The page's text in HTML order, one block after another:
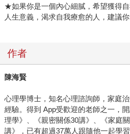
★如果你是一個內心細膩，希望獲得
人生意義，渴求自我療愈的人，建議你
作者
陳海賢
心理學博士，知名心理諮詢師，家庭
經驗。得到 App受歡迎的老師之一，
理學》、《親密關係30講》、《家庭
講》，已有超過37萬人跟隨他一起學